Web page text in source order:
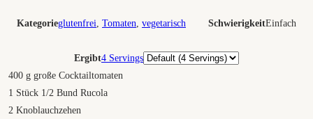
Kategorieglutenfrei, Tomaten, vegetarisch SchwierigkeitEinfach
Ergibt4 ServingsPortionen
400 g große Cocktailtomaten
1 Stück 1/2 Bund Rucola
2 Knoblauchzehen